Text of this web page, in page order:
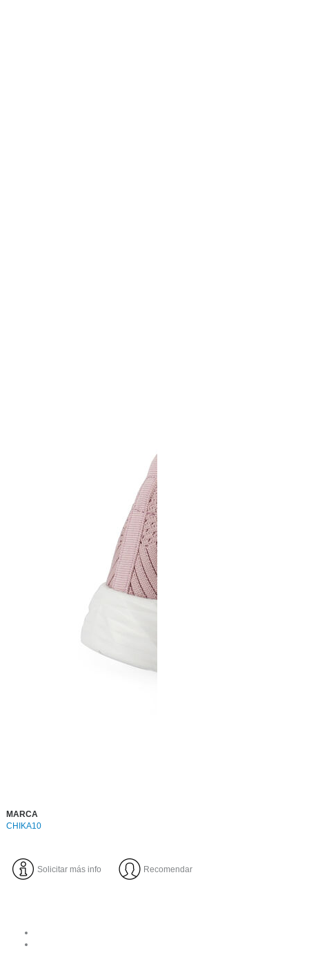
MARCA
CHIKA10
Solicitar más info Recomendar